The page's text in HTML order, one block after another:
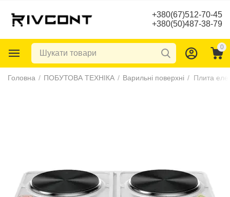
+380(67)512-70-45
+380(50)487-38-79
0
Головна / ПОБУТОВА ТЕХНІКА / Варильні поверхні /